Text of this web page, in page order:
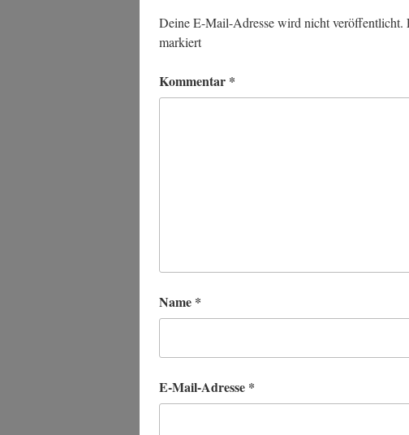
Deine E-Mail-Adresse wird nicht veröffentlicht.
markiert
Kommentar *
Name *
E-Mail-Adresse *